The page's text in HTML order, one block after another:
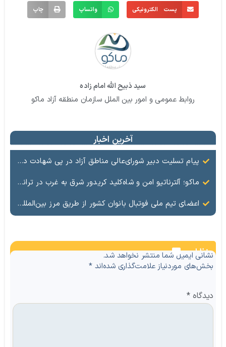
پست الکترونیکی واتساپ چاپ
سید ذبیح الله امام زاده
روابط عمومی و امور بین الملل سازمان منطقه آزاد ماکو
آخرین اخبار
پیام تسلیت دبیر شورای‌عالی مناطق آزاد در پی شهادت دکتر علی لاریجانی
ماکو؛ آلترناتیو امن و شاه‌کلید کریدور شرق به غرب در ترانزیت منطقه‌ای
اعضای تیم ملی فوتبال بانوان کشور از طریق مرز بین‌المللی بازرگان در منطقه آزاد ماکو وارد میهن شدند
نظرات
نشانی ایمیل شما منتشر نخواهد شد.
بخش‌های موردنیاز علامت‌گذاری شده‌اند*
دیدگاه*